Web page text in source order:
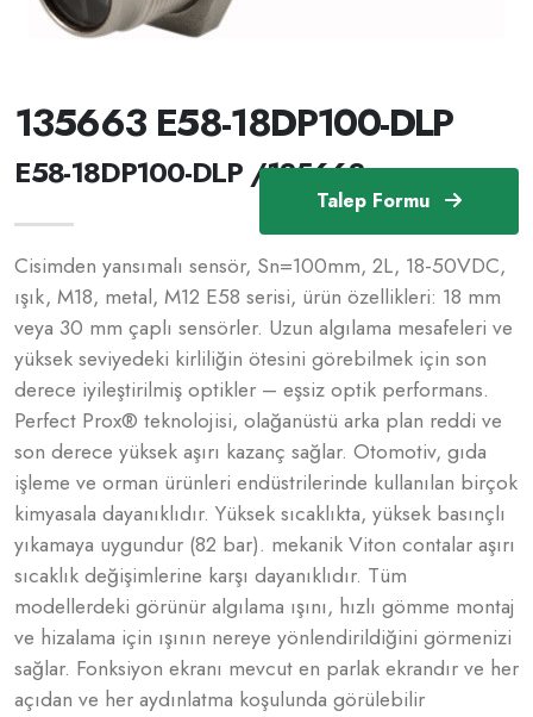
Talep Formu
135663 E58-18DP100-DLP
E58-18DP100-DLP /135663
Cisimden yansımalı sensör, Sn=100mm, 2L, 18-50VDC,
ışık, M18, metal, M12 E58 serisi, ürün özellikleri: 18 mm
veya 30 mm çaplı sensörler. Uzun algılama mesafeleri ve
yüksek seviyedeki kirliliğin ötesini görebilmek için son
derece iyileştirilmiş optikler – eşsiz optik performans.
Perfect Prox® teknolojisi, olağanüstü arka plan reddi ve
son derece yüksek aşırı kazanç sağlar. Otomotiv, gıda
işleme ve orman ürünleri endüstrilerinde kullanılan birçok
kimyasala dayanıklıdır. Yüksek sıcaklıkta, yüksek basınçlı
yıkamaya uygundur (82 bar). mekanik Viton contalar aşırı
sıcaklık değişimlerine karşı dayanıklıdır. Tüm
modellerdeki görünür algılama ışını, hızlı gömme montaj
ve hizalama için ışının nereye yönlendirildiğini görmenizi
sağlar. Fonksiyon ekranı mevcut en parlak ekrandır ve her
açıdan ve her aydınlatma koşulunda görülebilir